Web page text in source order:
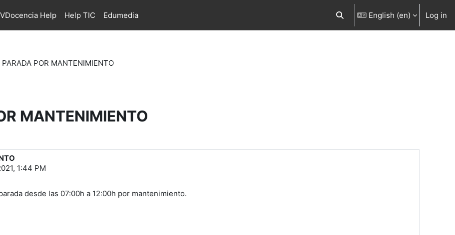
Help Help TIC Edumedia Toggle search input
English ‎(en)‎ Log in
POR MANTENIMIENTO
MANTENIMIENTO
1:44 PM
desde las 07:00h a 12:00h por mantenimiento.